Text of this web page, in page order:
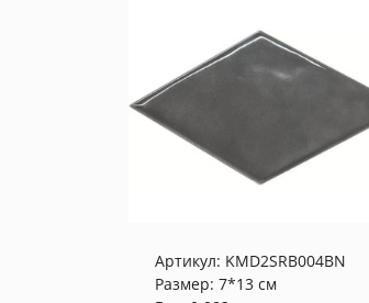
Артикул: KMD2SRB004BN
Размер: 7*13 см